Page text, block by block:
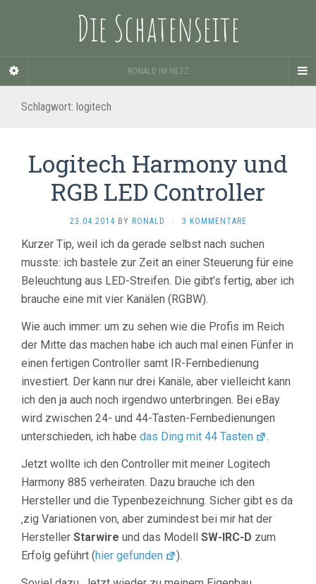
Die Schatenseite
RONALD IM NETZ
Schlagwort: logitech
Logitech Harmony und
RGB LED Controller
23.04.2014 BY RONALD · 3 KOMMENTARE
Kurzer Tip, weil ich da gerade selbst nach suchen
musste: ich bastele zur Zeit an einer Steuerung für eine
Beleuchtung aus LED-Streifen. Die gibt’s fertig, aber ich
brauche eine mit vier Kanälen (RGBW).
Wie auch immer: um zu sehen wie die Profis im Reich
der Mitte das machen habe ich auch mal einen Fünfer in
einen fertigen Controller samt IR-Fernbedienung
investiert. Der kann nur drei Kanäle, aber vielleicht kann
ich den ja auch noch irgendwo unterbringen. Bei eBay
wird zwischen 24- und 44-Tasten-Fernbedienungen
unterschieden, ich habe das Ding mit 44 Tasten .
Jetzt wollte ich den Controller mit meiner Logitech
Harmony 885 verheiraten. Dazu brauche ich den
Hersteller und die Typenbezeichnung. Sicher gibt es da
‚zig Variationen von, aber zumindest bei mir hat der
Hersteller Starwire und das Modell SW-IRC-D zum
Erfolg geführt (hier gefunden ).